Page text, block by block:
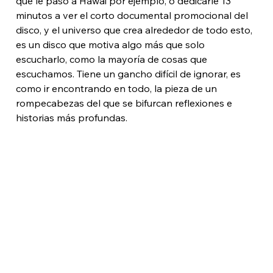
minutos a ver el corto documental promocional del
disco, y el universo que crea alrededor de todo esto,
es un disco que motiva algo más que solo
escucharlo, como la mayoría de cosas que
escuchamos. Tiene un gancho difícil de ignorar, es
como ir encontrando en todo, la pieza de un
rompecabezas del que se bifurcan reflexiones e
historias más profundas.